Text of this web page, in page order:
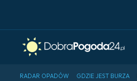
RADAR OPADÓW GDZIE JEST BURZA